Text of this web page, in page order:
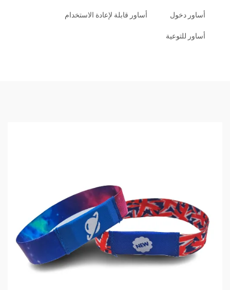
أساور دخول أساور قابلة لإعادة الاستخدام
أساور للتوعية